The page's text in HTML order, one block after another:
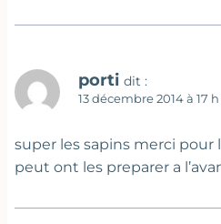
porti dit :
13 décembre 2014 à 17
super les sapins merci pour
peut ont les preparer a